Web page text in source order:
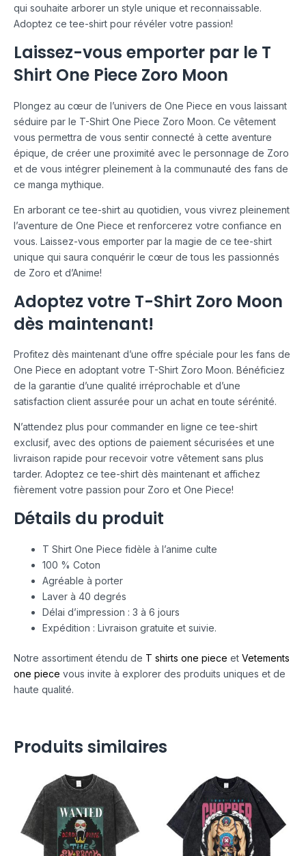
qui souhaite arborer un style unique et reconnaissable.
Adoptez ce tee-shirt pour révéler votre passion!
Laissez-vous emporter par le T
Shirt One Piece Zoro Moon
Plongez au cœur de l’univers de One Piece en vous laissant
séduire par le T-Shirt One Piece Zoro Moon. Ce vêtement
vous permettra de vous sentir connecté à cette aventure
épique, de créer une proximité avec le personnage de Zoro
et de vous intégrer pleinement à la communauté des fans de
ce manga mythique.
En arborant ce tee-shirt au quotidien, vous vivrez pleinement
l’aventure de One Piece et renforcerez votre confiance en
vous. Laissez-vous emporter par la magie de ce tee-shirt
unique qui saura conquérir le cœur de tous les passionnés
de Zoro et d’Anime!
Adoptez votre T-Shirt Zoro Moon
dès maintenant!
Profitez dès maintenant d’une offre spéciale pour les fans de
One Piece en adoptant votre T-Shirt Zoro Moon. Bénéficiez
de la garantie d’une qualité irréprochable et d’une
satisfaction client assurée pour un achat en toute sérénité.
N’attendez plus pour commander en ligne ce tee-shirt
exclusif, avec des options de paiement sécurisées et une
livraison rapide pour recevoir votre vêtement sans plus
tarder. Adoptez ce tee-shirt dès maintenant et affichez
fièrement votre passion pour Zoro et One Piece!
Détails du produit
T Shirt One Piece fidèle à l’anime culte
100 % Coton
Agréable à porter
Laver à 40 degrés
Délai d’impression : 3 à 6 jours
Expédition : Livraison gratuite et suivie.
Notre assortiment étendu de T shirts one piece et Vetements
one piece vous invite à explorer des produits uniques et de
haute qualité.
Produits similaires